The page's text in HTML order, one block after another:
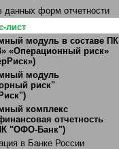
данных форм отчетности
лист
модуль в составе ПК
«Операционный риск»
модуль
риск"
комплекс
отчетность
"ОФО-Банк")
в Банке России